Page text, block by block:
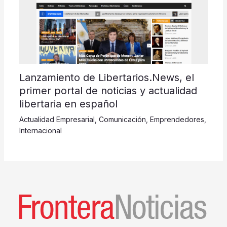
Lanzamiento de Libertarios.News, el
primer portal de noticias y actualidad
libertaria en español
Actualidad Empresarial , Comunicación, Emprendedores,
Internacional